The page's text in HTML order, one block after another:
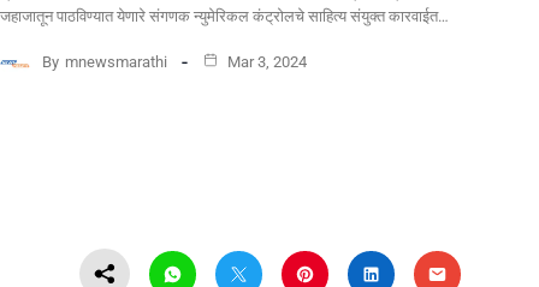
जहाजातून पाठविण्यात येणारे संगणक न्युमेरिकल कंट्रोलचे साहित्य संयुक्त कारवाईत…
By mnewsmarathi Mar 3, 2024